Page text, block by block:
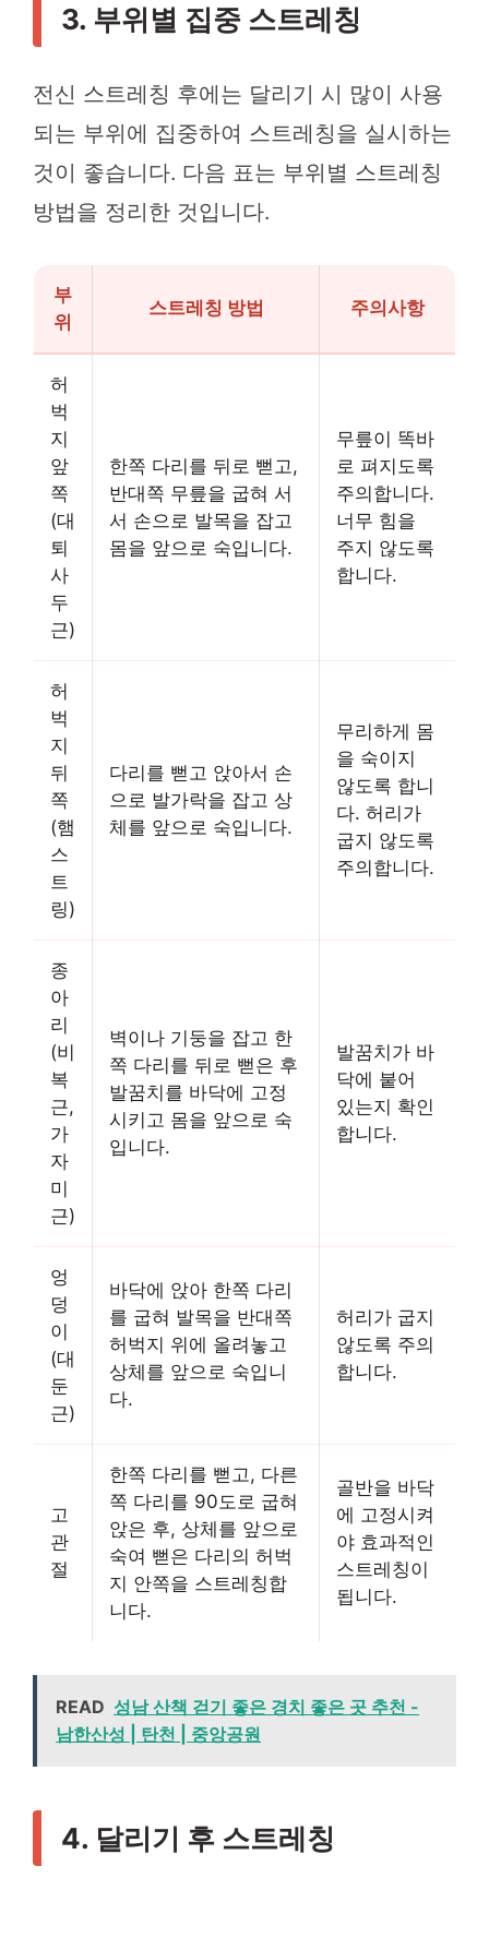
3. 부위별 집중 스트레칭
전신 스트레칭 후에는 달리기 시 많이 사용
되는 부위에 집중하여 스트레칭을 실시하는
것이 좋습니다. 다음 표는 부위별 스트레칭
방법을 정리한 것입니다.
부
위
스트레칭 방법 주의사항
허
벅
지
앞
쪽
(대
퇴
사
두
근)
한쪽 다리를 뒤로 뻗고,
반대쪽 무릎을 굽혀 서
서 손으로 발목을 잡고
몸을 앞으로 숙입니다.
무릎이 똑바
로 펴지도록
주의합니다.
너무 힘을
주지 않도록
합니다.
허
벅
지
뒤
쪽
(햄
스
트
링)
다리를 뻗고 앉아서 손
으로 발가락을 잡고 상
체를 앞으로 숙입니다.
무리하게 몸
을 숙이지
않도록 합니
다. 허리가
굽지 않도록
주의합니다.
종
아
리
(비
복
근,
가
자
미
근)
벽이나 기둥을 잡고 한
쪽 다리를 뒤로 뻗은 후
발꿈치를 바닥에 고정
시키고 몸을 앞으로 숙
입니다.
발꿈치가 바
닥에 붙어
있는지 확인
합니다.
엉
덩
이
(대
둔
근)
바닥에 앉아 한쪽 다리
를 굽혀 발목을 반대쪽
허벅지 위에 올려놓고
상체를 앞으로 숙입니
다.
허리가 굽지
않도록 주의
합니다.
고
관
절
한쪽 다리를 뻗고, 다른
쪽 다리를 90도로 굽혀
앉은 후, 상체를 앞으로
숙여 뻗은 다리의 허벅
지 안쪽을 스트레칭합
니다.
골반을 바닥
에 고정시켜
야 효과적인
스트레칭이
됩니다.
READ 성남 산책 걷기 좋은 경치 좋은 곳 추천 -
남한산성 | 탄천 | 중앙공원
4. 달리기 후 스트레칭